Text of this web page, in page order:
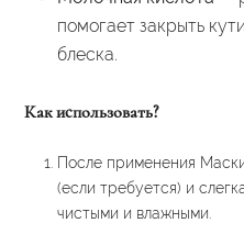
помогает закрыть
блеска.
Как использовать?
После применения
(если требуется) и
чистыми и влажными.